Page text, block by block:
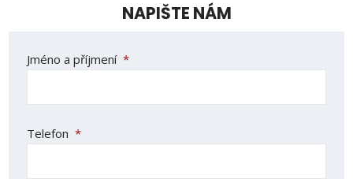
NAPIŠTE NÁM
Jméno a příjmení *
Telefon *